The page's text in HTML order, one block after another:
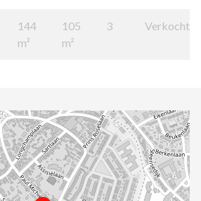
144
m²
105
m²
3 Verkocht